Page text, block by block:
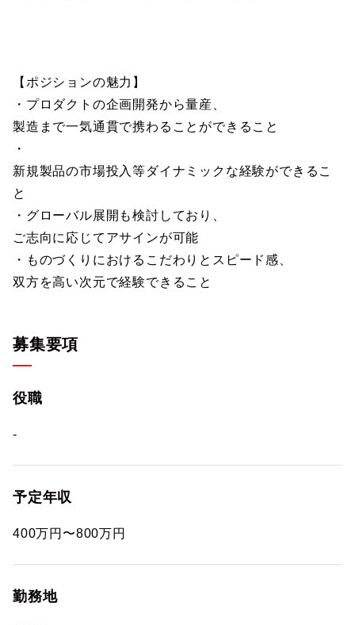
【ポジションの魅力】
・プロダクトの企画開発から量産、
製造まで一気通貫で携わることができること
・
新規製品の市場投入等ダイナミックな経験ができるこ
と
・グローバル展開も検討しており、
ご志向に応じてアサインが可能
・ものづくりにおけるこだわりとスピード感、
双方を高い次元で経験できること
募集要項
役職
-
予定年収
400万円〜800万円
勤務地